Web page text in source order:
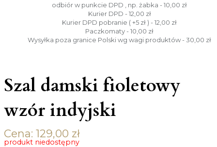
odbiór w punkcie DPD , np. żabka - 10,00 zł
Kurier DPD - 12,00 zł
Kurier DPD pobranie ( +5 zł ) - 12,00 zł
Paczkomaty - 10,00 zł
Wysyłka poza granice Polski wg wagi produktów - 30,00 zł
Szal damski fioletowy
wzór indyjski
Cena: 129,00 zł
produkt niedostępny